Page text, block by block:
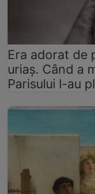
Era adorat de
uriaș. Când a
Parisului l-au